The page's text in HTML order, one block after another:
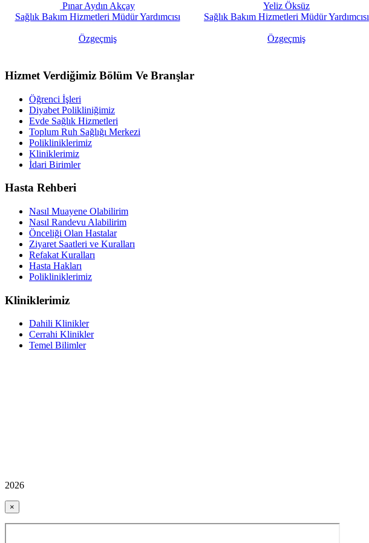
Pınar Aydın Akçay
Sağlık Bakım Hizmetleri Müdür Yardımcısı
Özgeçmiş
Yeliz Öksüz
Sağlık Bakım Hizmetleri Müdür Yardımcısı
Özgeçmiş
Hizmet Verdiğimiz Bölüm Ve Branşlar
Öğrenci İşleri
Diyabet Polikliniğimiz
Evde Sağlık Hizmetleri
Toplum Ruh Sağlığı Merkezi
Polikliniklerimiz
Kliniklerimiz
İdari Birimler
Hasta Rehberi
Nasıl Muayene Olabilirim
Nasıl Randevu Alabilirim
Önceliği Olan Hastalar
Ziyaret Saatleri ve Kuralları
Refakat Kuralları
Hasta Hakları
Polikliniklerimiz
Kliniklerimiz
Dahili Klinikler
Cerrahi Klinikler
Temel Bilimler
2026
×